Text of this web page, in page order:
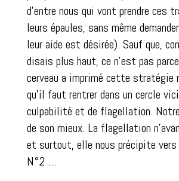
d’entre nous qui vont prendre ces
leurs épaules, sans même
leur aide est désirée). Sauf que,
disais plus haut, ce n’est pas
cerveau a imprimé cette stratégie
qu’il faut rentrer dans un cercle
culpabilité et de flagellation.
de son mieux. La flagellation
et surtout, elle nous précipite
N°2 …